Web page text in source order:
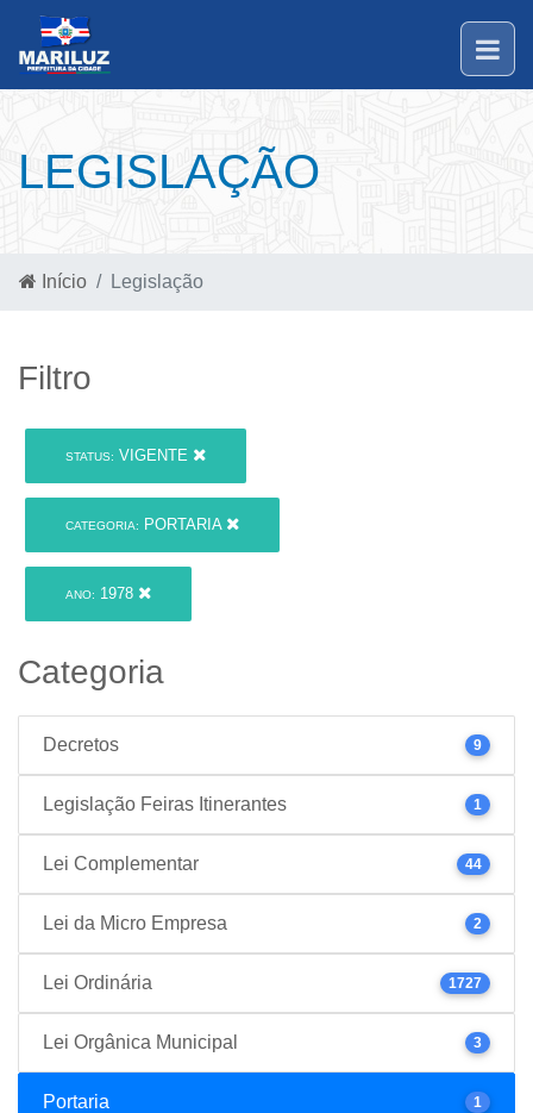
LEGISLAÇÃO
Início Legislação
Filtro
STATUS: VIGENTE
CATEGORIA: PORTARIA
ANO: 1978
Categoria
Decretos 9
Legislação Feiras Itinerantes 1
Lei Complementar 44
Lei da Micro Empresa 2
Lei Ordinária 1727
Lei Orgânica Municipal 3
Portaria 1